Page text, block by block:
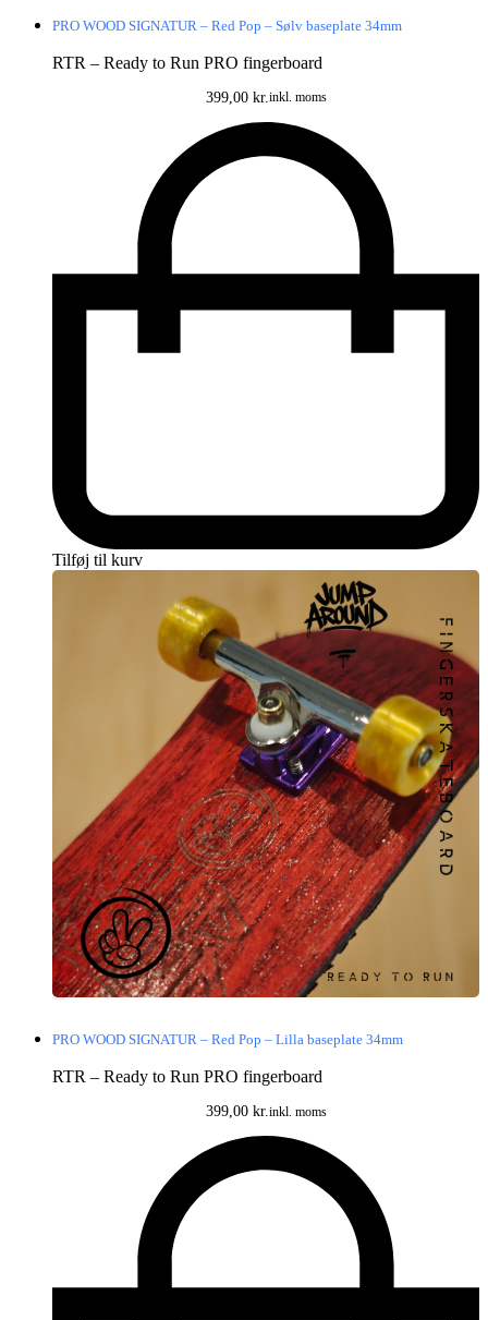
PRO WOOD SIGNATUR – Red Pop – Sølv baseplate 34mm
RTR – Ready to Run PRO fingerboard
399,00 kr. inkl. moms
Tilføj til kurv
PRO WOOD SIGNATUR – Red Pop – Lilla baseplate 34mm
RTR – Ready to Run PRO fingerboard
399,00 kr.inkl. moms